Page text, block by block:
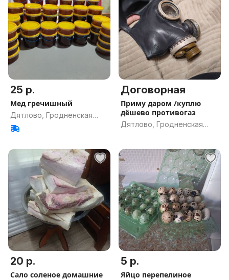
25 р.
Мед гречишный
Дятлово, Гродненская
обл.
Договорная
Приму даром /куплю
дёшево противогаз
Дятлово, Гродненская
20 р.
Сало соленое домашние
5 р.
Яйцо перепелиное